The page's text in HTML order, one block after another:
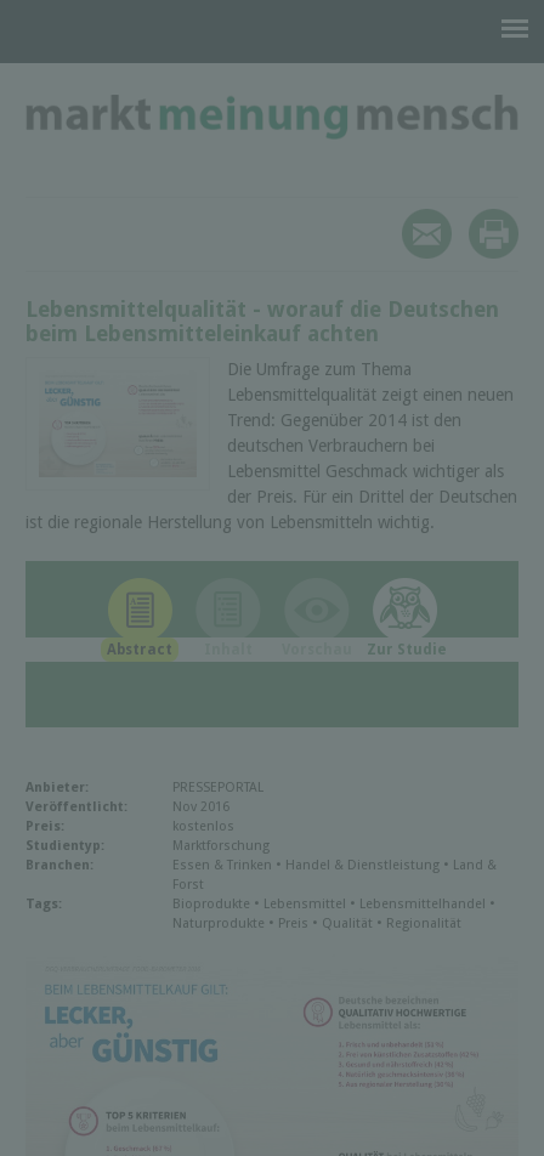
Lebensmittelqualität - worauf die Deutschen
beim Lebensmitteleinkauf achten
Die Umfrage zum Thema
Lebensmittelqualität zeigt einen neuen
Trend: Gegenüber 2014 ist den
deutschen Verbrauchern bei
Lebensmittel Geschmack wichtiger als
der Preis. Für ein Drittel der Deutschen
ist die regionale Herstellung von Lebensmitteln wichtig.
Abstract Zur Studie
Anbieter:
PRESSEPORTAL
Veröffentlicht:
Nov 2016
Preis:
kostenlos
Studientyp:
Marktforschung
Branchen:
Essen & Trinken • Handel & Dienstleistung • Land &
Forst
Tags:
Bioprodukte • Lebensmittel • Lebensmittelhandel •
Naturprodukte • Preis • Qualität • Regionalität